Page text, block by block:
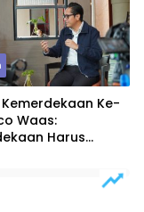
Ke-
Waas:
Harus